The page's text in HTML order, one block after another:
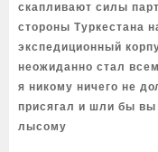
скапливают силы
стороны Туркестана
экспедиционный
неожиданно стал
я никому ничего не
присягал и шли бы вы
лысому